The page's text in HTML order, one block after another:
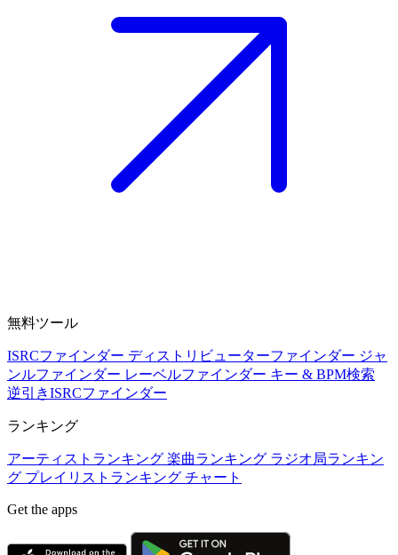
無料ツール
ISRCファインダー ディストリビューターファインダー ジャ
ンルファインダー レーベルファインダー キー & BPM検索
逆引きISRCファインダー
ランキング
アーティストランキング 楽曲ランキング ラジオ局ランキン
グ プレイリストランキング チャート
Get the apps